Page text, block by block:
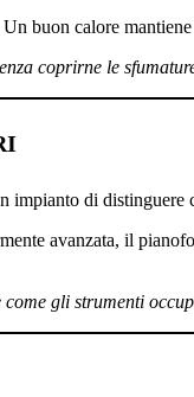
buon calore
coprirne le
impianto di distinguere
avanzata, il
gli strumenti